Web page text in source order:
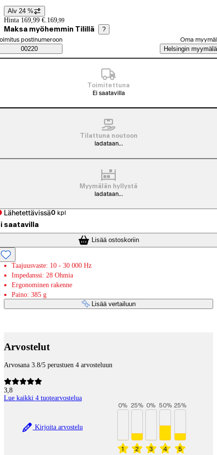
Hintatiedot
Alv 24 %
Hinta 169,99 €. 169,99
Maksa myöhemmin Tilillä ?
Saatavuustiedot
tilaustapa
postinumeroon
00220
Oma
Helsingin myymälä
Toimitettuna
Ei saatavilla
Tilattuna noutoon
ladataan...
Myymälän hyllystä
ladataan...
Lähetettävissä0 kpl
saatavilla
Lisää ostoskoriin
Taajuusvaste: 10 - 30 000 Hz
Impedanssi: 28 Ohmia
Ergonominen rakenne
Paino: 385 g
Lisää vertailuun
Arvostelut
Arvosana 3.8/5 perustuen 4 arvosteluun
3,8
Lue kaikki 4 tuotearvostelua
Kirjoita arvostelu
1
0%
2
25%
3
0%
4
50%
5
25%